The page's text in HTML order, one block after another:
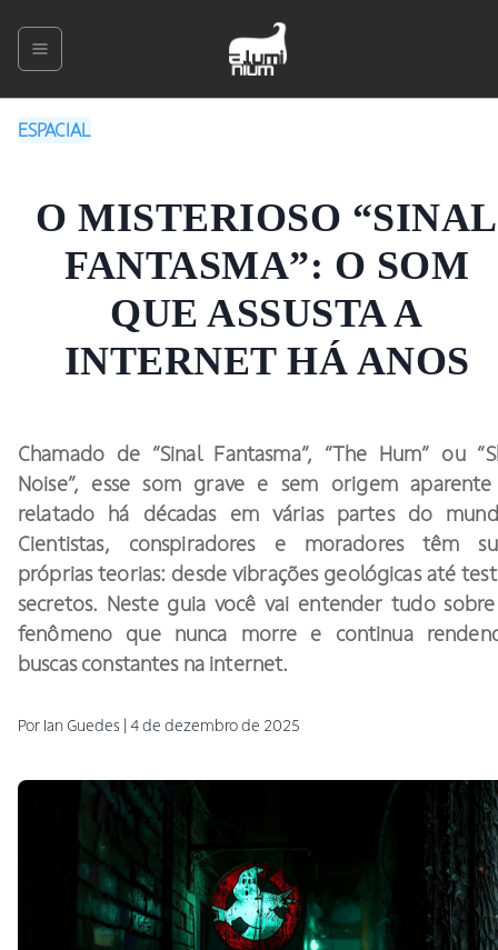
ESPACIAL
O MISTERIOSO “SINAL
FANTASMA”: O SOM
QUE ASSUSTA A
INTERNET HÁ ANOS
Chamado de “Sinal Fantasma”, “The Hum” ou
Noise”, esse som grave e sem origem
relatado há décadas em várias partes do
Cientistas, conspiradores e moradores têm
próprias teorias: desde vibrações geológicas até
secretos. Neste guia você vai entender tudo
fenômeno que nunca morre e continua
buscas constantes na internet.
Por IanGuedes 4 de dezembro de 2025